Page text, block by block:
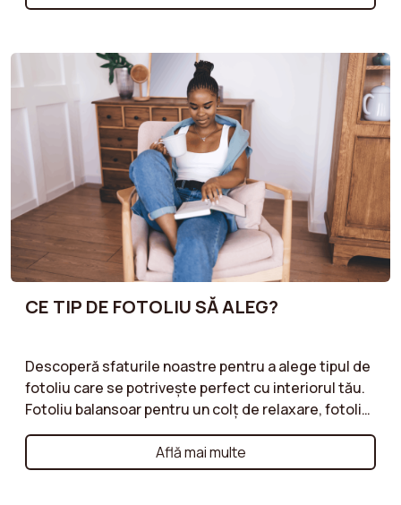
criteriile esențiale de care trebuie să ții cont!
CE TIP DE FOTOLIU SĂ ALEG?
Descoperă sfaturile noastre pentru a alege tipul de
fotoliu care se potrivește perfect cu interiorul tău.
Fotoliu balansoar pentru un colț de relaxare, fotoliu
crapaud pentru o notă elegantă sau fotoliu club
pentru un stil atemporal: te ajutăm să înțelegi
specificitățile fiecărui tip. În funcție de nevoile tale
Află mai multe